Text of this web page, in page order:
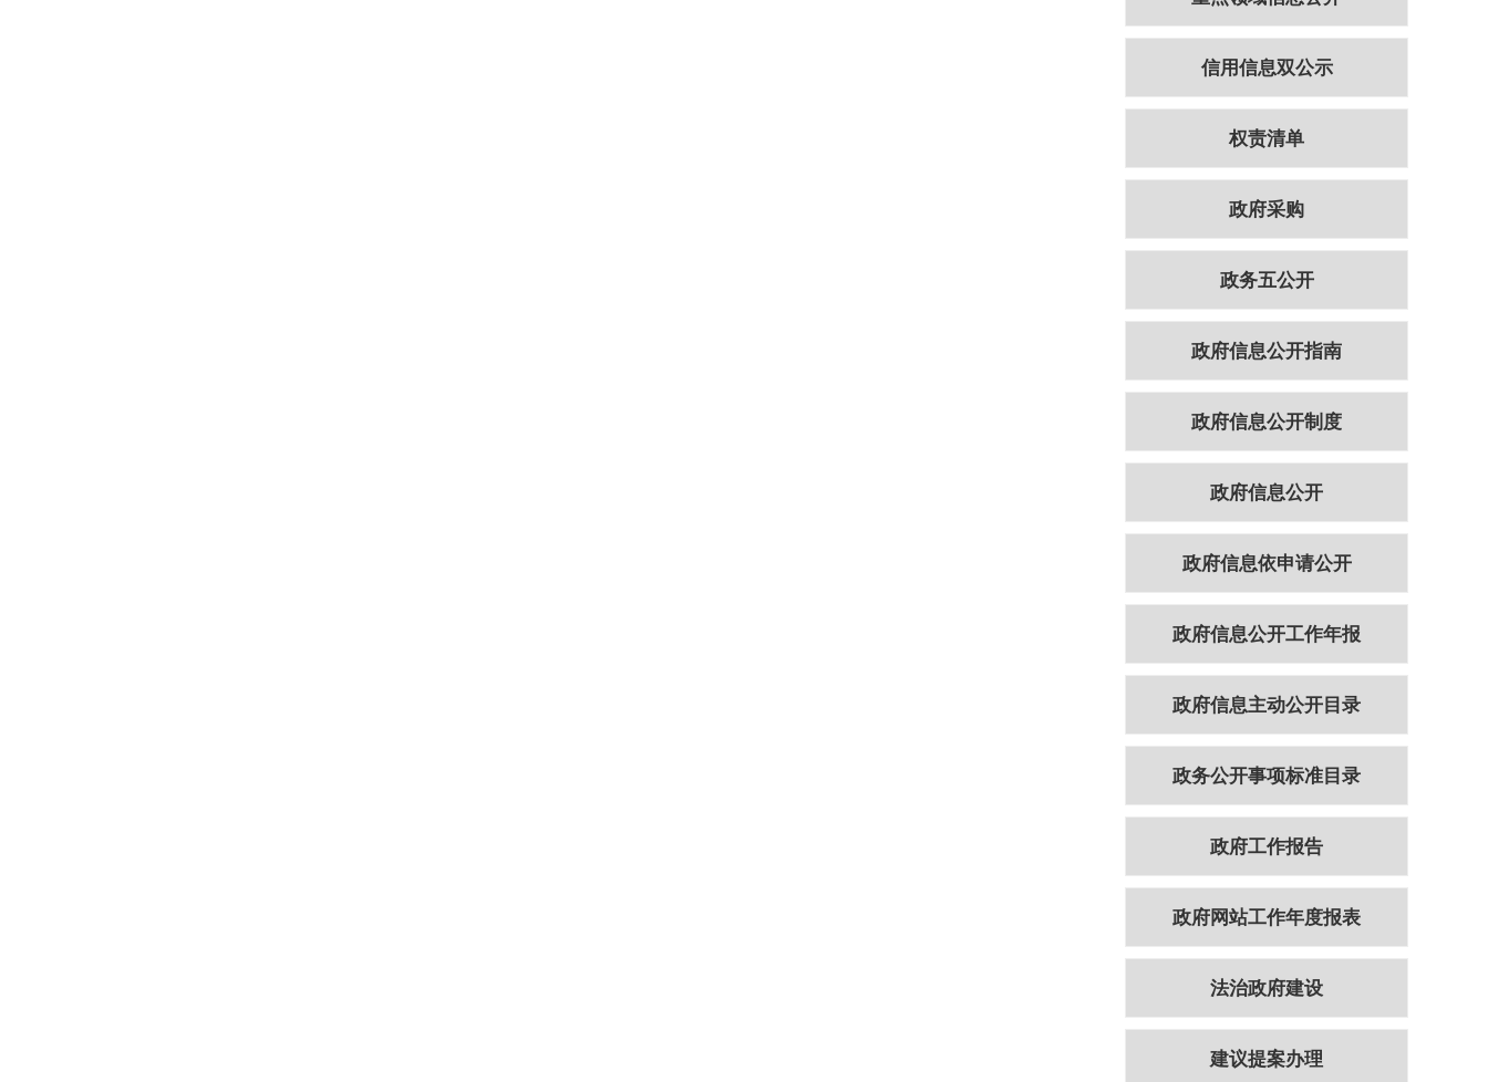
信用信息双公示
权责清单
政府采购
政务五公开
政府信息公开指南
政府信息公开制度
政府信息公开
政府信息依申请公开
政府信息公开工作年报
政府信息主动公开目录
政务公开事项标准目录
政府工作报告
政府网站工作年度报表
法治政府建设
建议提案办理